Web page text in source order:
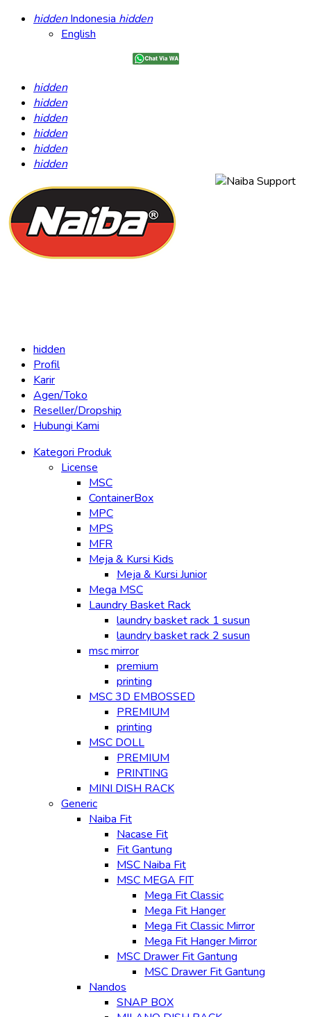
hiddenIndonesia hidden
English
hidden
hidden
hidden
hidden
hidden
hidden
hidden
Profil
Karir
Agen/Toko
Reseller/Dropship
Hubungi Kami
Kategori Produk
License
MSC
ContainerBox
MPC
MPS
MFR
Meja & Kursi Kids
Meja & Kursi Junior
Mega MSC
Laundry Basket Rack
laundry basket rack 1 susun
laundry basket rack 2 susun
msc mirror
premium
printing
MSC 3D EMBOSSED
PREMIUM
printing
MSC DOLL
PREMIUM
PRINTING
MINI DISH RACK
Generic
Naiba Fit
Nacase Fit
Fit Gantung
MSC Naiba Fit
MSC MEGA FIT
Mega Fit Classic
Mega Fit Hanger
Mega Fit Classic Mirror
Mega Fit Hanger Mirror
MSC Drawer Fit Gantung
MSC Drawer Fit Gantung
Nandos
SNAP BOX